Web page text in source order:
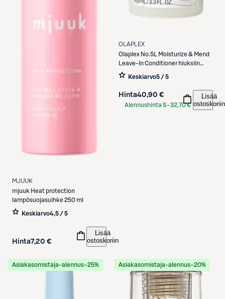
MJUUK
mjuuk Heat protection
lampösuojasuihke 250 ml
Keskiarvo4,5 / 5
Hinta7,20 €
Lisää
ostoskoriin
OLAPLEX
Olaplex No.5L Moisturize & Mend
Leave-In Conditioner hiuksiin
jätettävä hoitoaine 100ml
Keskiarvo5 / 5
Hinta40,90 €
Alennushinta S-32,70 €
Lisää
ostoskoriin
Asiakasomistaja-alennus−25% Asiakasomistaja-alennus−20%